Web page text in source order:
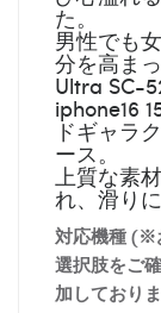
た。
男性でも
分を高ま
Ultra SC-
iphone16
ドギャラ
ース。
上質な素
れ、滑り
対応機種 (※
選択肢をご
加しており